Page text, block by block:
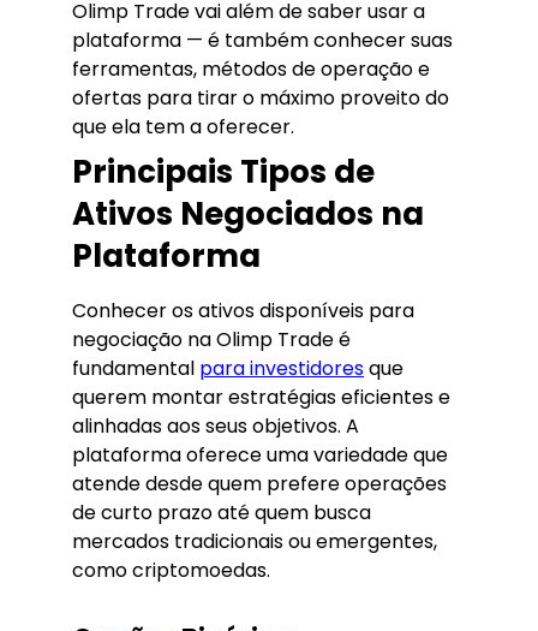
Olimp Trade vai além de saber usar a
plataforma — é também conhecer suas
ferramentas, métodos de operação e
ofertas para tirar o máximo proveito do
que ela tem a oferecer.
Principais Tipos de
Ativos Negociados na
Plataforma
Conhecer os ativos disponíveis para
negociação na Olimp Trade é
fundamental para investidoresque
querem montar estratégias eficientes e
alinhadas aos seus objetivos. A
plataforma oferece uma variedade que
atende desde quem prefere operações
de curto prazo até quem busca
mercados tradicionais ou emergentes,
como criptomoedas.